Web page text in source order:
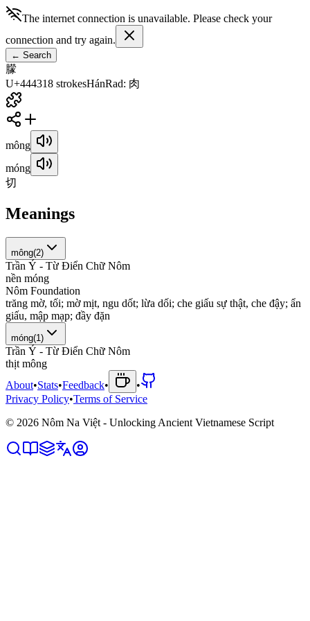
The internet connection is unavailable. Please check your
connection and try again.
← Search
䑃
U+444318 strokesHánRad: 肉
mông
móng
切
Meanings
mông(2)
Trần Ý - Từ Điển Chữ Nôm
nền móng
Nôm Foundation
trăng mờ, tối; mờ mịt, ngu dốt; lừa dối; che giấu sự thật, che đậy; ẩn
giấu, mập mạp; đầy đặn
móng(1 )
Trần Ý - Từ Điển Chữ Nôm
thịt mông
About•Stats•Feedback•
•
Privacy Policy•Terms of Service
© 2026 Nôm Na Việt - Unlocking Ancient Vietnamese Script